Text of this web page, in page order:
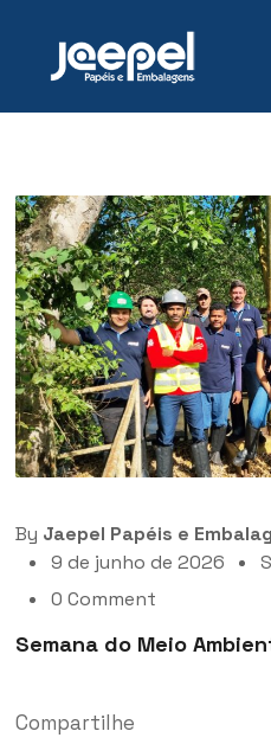
By Jaepel Papéis e
9 de junho de 2026
0 Comment
Semana do Meio
Compartilhe